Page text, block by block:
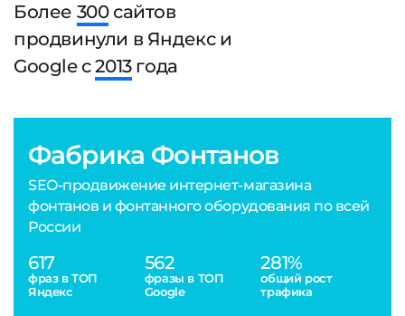
Более 300сайтов
продвинули в Яндекс и
Google с2013года
Фабрика Фонтанов
SEO-продвижение интернет-магазина
фонтанов и фонтанного оборудования по всей
России
617
фраз в ТОП
Яндекс
562
фразы в ТОП
Google
281%
общий рост
трафика